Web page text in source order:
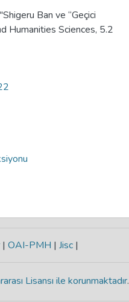
Ban ve “Geçici
Humanities Sciences, 5.2
| OAI-PMH | Jisc |
Lisansı ile korunmaktadır.